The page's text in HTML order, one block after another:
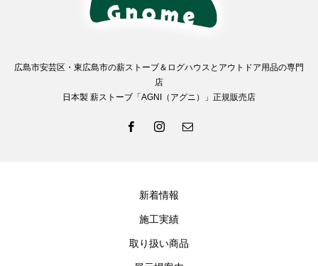
広島市安芸区・東広島市の薪ストーブ＆ログハウスとアウトドア用品の専門
店
日本製 薪ストーブ「AGNI（アグニ）」正規販売店
新着情報
施工実績
取り扱い商品